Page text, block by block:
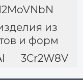
из
и форм
3Cr2W8V